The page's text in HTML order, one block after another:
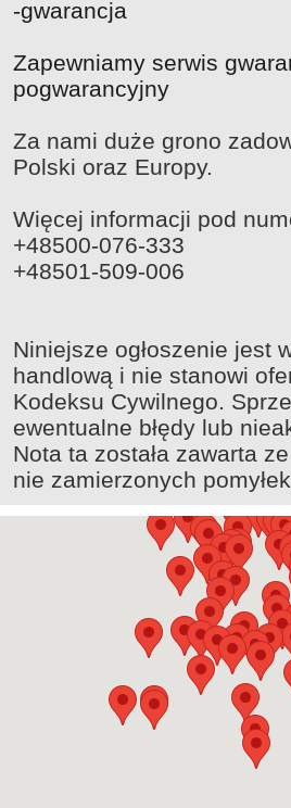
-gwarancja
Zapewniamy serwis
pogwarancyjny
Za nami duże grono
Polski oraz Europy.
Więcej informacji pod
+48500-076-333
+48501-509-006
Niniejsze ogłoszenie jest
handlową i nie stanowi
Kodeksu Cywilnego.
ewentualne błędy lub
Nota ta została zawarta
nie zamierzonych